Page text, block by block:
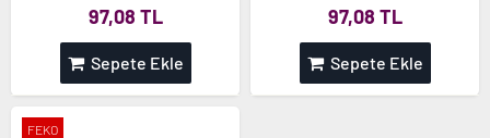
97,08 TL
Sepete Ekle
97,08 TL
Sepete Ekle
FEKO